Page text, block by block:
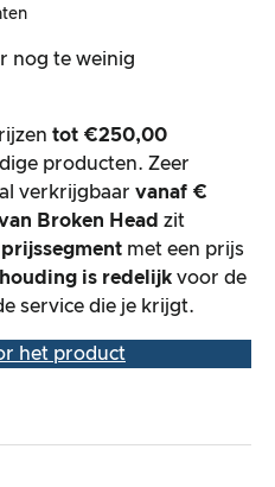
nog te weinig
tot €250,00
producten. Zeer
verkrijgbaar vanaf €
Broken Head zit
prijssegment met een prijs
is redelijk voor de
service die je krijgt.
het product